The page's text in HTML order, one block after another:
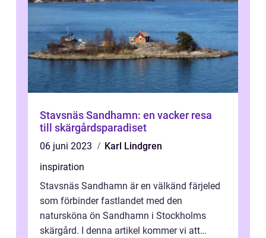
Stavsnäs Sandhamn: en vacker resa
till skärgårdsparadiset
06 juni 2023
Karl Lindgren
inspiration
Stavsnäs Sandhamn är en välkänd färjeled
som förbinder fastlandet med den
natursköna ön Sandhamn i Stockholms
skärgård. I denna artikel kommer vi att